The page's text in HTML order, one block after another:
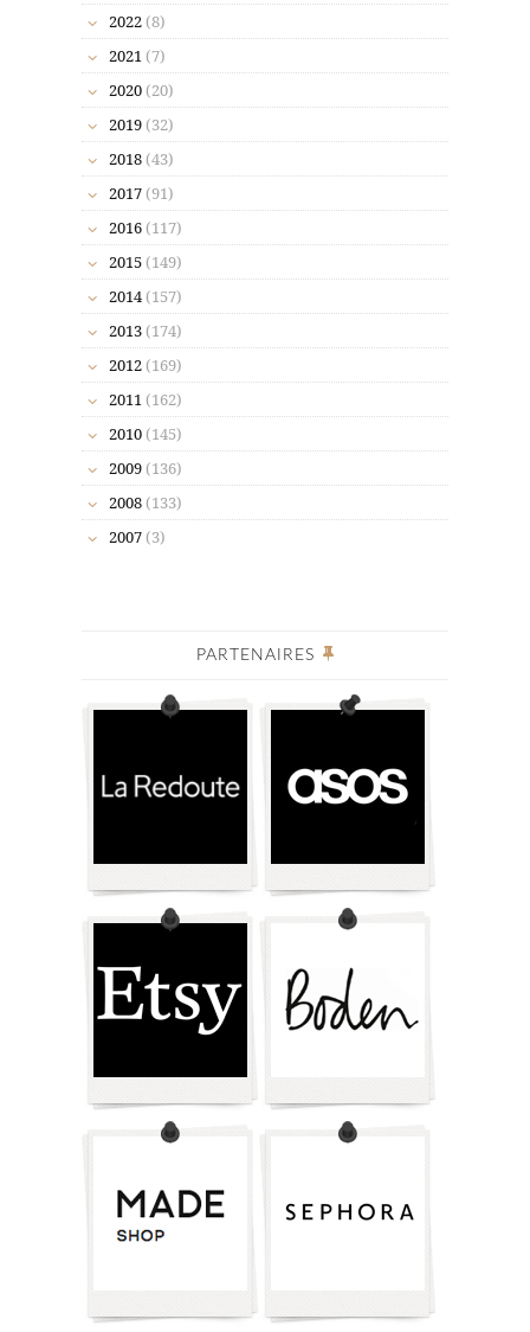
2022 (8)
2021 (7)
2020 (20)
2019 (32)
2018 (43)
2017 (91)
2016 (117)
2015 (149)
2014 (157)
2013 (174)
2012 (169)
2011 (162)
2010 (145)
2009 (136)
2008 (133)
2007 (3)
PARTENAIRES